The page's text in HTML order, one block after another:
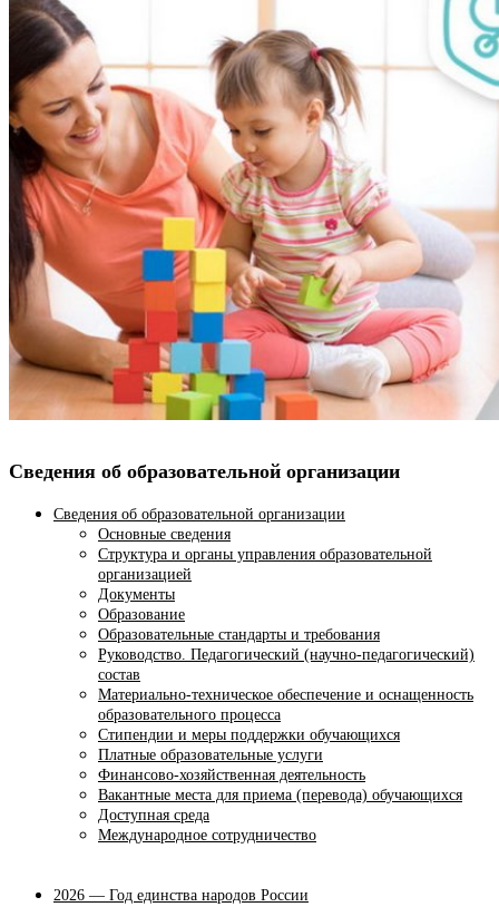
Сведения об образовательной организации
Сведения об образовательной организации
Основные сведения
Структура и органы управления образовательной
организацией
Документы
Образование
Образовательные стандарты и требования
Руководство. Педагогический (научно-педагогический)
состав
Материально-техническое обеспечение и оснащенность
образовательного процесса
Стипендии и меры поддержки обучающихся
Платные образовательные услуги
Финансово-хозяйственная деятельность
Вакантные места для приема (перевода) обучающихся
Доступная среда
Международное сотрудничество
2026 — Год единства народов России